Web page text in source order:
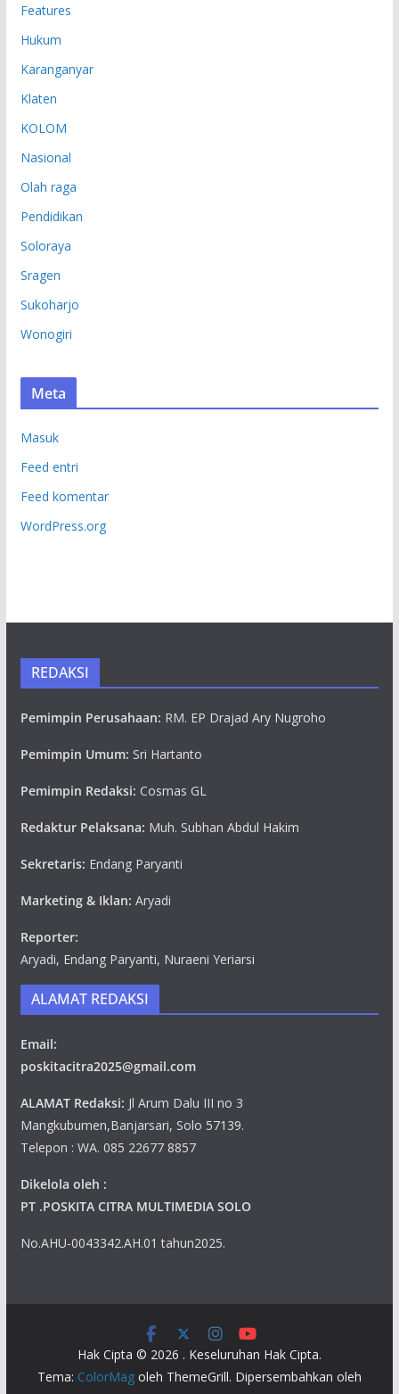
Features
Hukum
Karanganyar
Klaten
KOLOM
Nasional
Olah raga
Pendidikan
Soloraya
Sragen
Sukoharjo
Wonogiri
Meta
Masuk
Feed entri
Feed komentar
WordPress.org
REDAKSI
Pemimpin Perusahaan: RM. EP Drajad Ary Nugroho
Pemimpin Umum: Sri Hartanto
Pemimpin Redaksi: Cosmas GL
Redaktur Pelaksana: Muh. Subhan Abdul Hakim
Sekretaris: Endang Paryanti
Marketing & Iklan: Aryadi
Reporter:
Aryadi, Endang Paryanti, Nuraeni Yeriarsi
ALAMAT REDAKSI
Email:
poskitacitra2025@gmail.com
ALAMAT Redaksi: Jl Arum Dalu III no 3
Mangkubumen,Banjarsari, Solo 57139.
Telepon : WA. 085 22677 8857
Dikelola oleh :
PT .POSKITA CITRA MULTIMEDIA SOLO
No.AHU-0043342.AH.01 tahun2025.
Hak Cipta © 2026 . Keseluruhan Hak Cipta.
Tema: ColorMagoleh ThemeGrill. Dipersembahkan oleh